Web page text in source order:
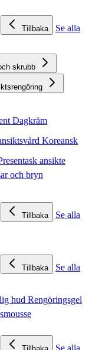
Tillbaka
Se alla
skrubb
Dagkräm
Koreansk
ansikte
och bryn
Tillbaka
Se alla
Tillbaka
Se alla
hud Rengöringsgel